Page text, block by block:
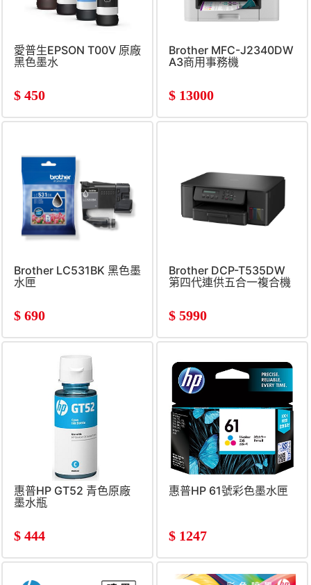
愛普生EPSON T00V 原廠
黑色墨水
$ 450
Brother MFC-J2340DW
A3商用事務機
$ 13000
Brother LC531BK 黑色墨
水匣
$ 690
Brother DCP-T535DW
第四代連供五合一複合機
$ 5990
惠普HP GT52 青色原廠
墨水瓶
$ 444
惠普HP 61號彩色墨水匣
$ 1247